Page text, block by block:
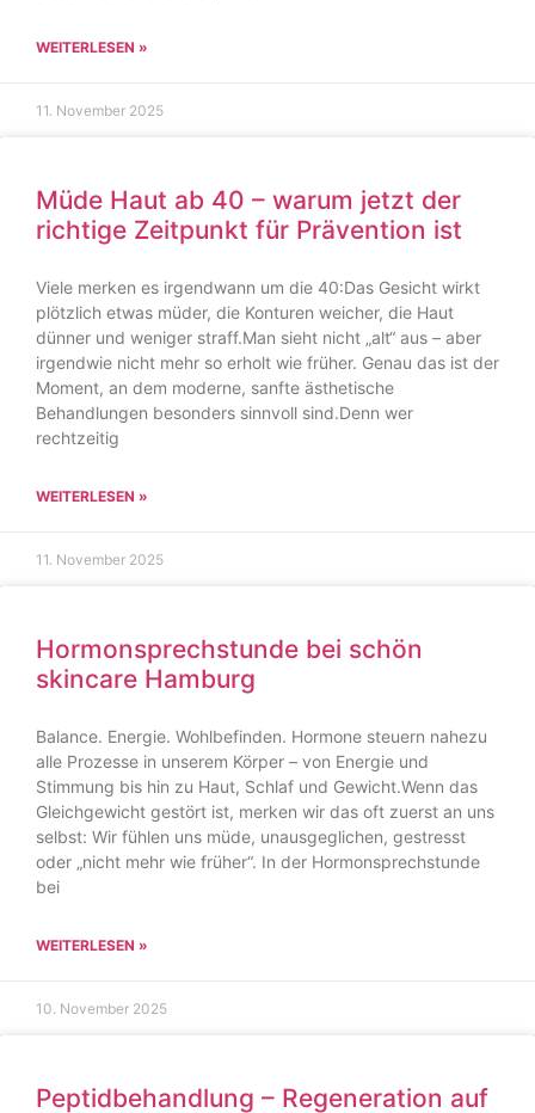
WEITERLESEN »
11. November 2025
Müde Haut ab 40 – warum jetzt der
richtige Zeitpunkt für Prävention ist
Viele merken es irgendwann um die 40:Das Gesicht wirkt
plötzlich etwas müder, die Konturen weicher, die Haut
dünner und weniger straff.Man sieht nicht „alt“ aus – aber
irgendwie nicht mehr so erholt wie früher. Genau das ist der
Moment, an dem moderne, sanfte ästhetische
Behandlungen besonders sinnvoll sind.Denn wer
rechtzeitig
WEITERLESEN »
11. November 2025
Hormonsprechstunde bei schön
skincare Hamburg
Balance. Energie. Wohlbefinden. Hormone steuern nahezu
alle Prozesse in unserem Körper – von Energie und
Stimmung bis hin zu Haut, Schlaf und Gewicht.Wenn das
Gleichgewicht gestört ist, merken wir das oft zuerst an uns
selbst: Wir fühlen uns müde, unausgeglichen, gestresst
oder „nicht mehr wie früher“. In der Hormonsprechstunde
bei
WEITERLESEN »
10. November 2025
Peptidbehandlung – Regeneration auf